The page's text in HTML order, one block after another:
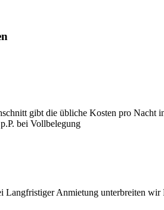
gibt die übliche Kosten pro Nacht
bei Vollbelegung
Langfristiger Anmietung unterbreiten wir